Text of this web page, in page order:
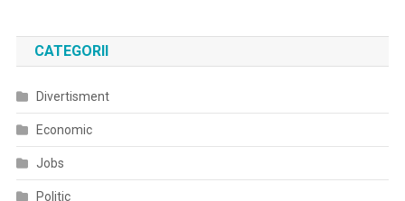
CATEGORII
Divertisment
Economic
Jobs
Politic